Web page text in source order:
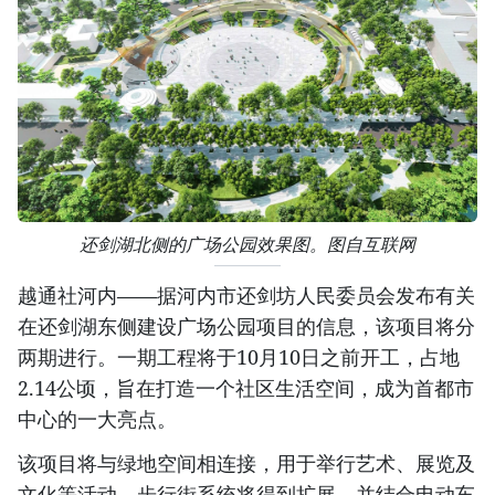
还剑湖北侧的广场公园效果图。图自互联网
越通社河内——据河内市还剑坊人民委员会发布有关
在还剑湖东侧建设广场公园项目的信息，该项目将分
两期进行。一期工程将于10月10日之前开工，占地
2.14公顷，旨在打造一个社区生活空间，成为首都市
中心的一大亮点。
该项目将与绿地空间相连接，用于举行艺术、展览及